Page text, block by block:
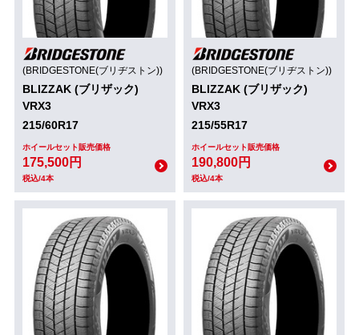
(BRIDGESTONE(ブリヂストン))
BLIZZAK (ブリザック)
VRX3
215/60R17
ホイールセット販売価格
175,500円
税込/4本
(BRIDGESTONE(ブリヂストン))
BLIZZAK (ブリザック)
VRX3
215/55R17
ホイールセット販売価格
190,800円
税込/4本